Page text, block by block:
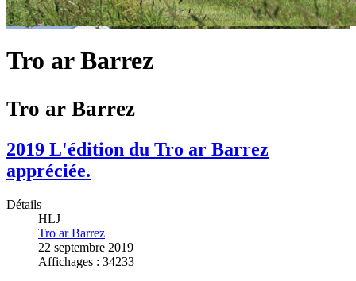
Tro ar Barrez
Tro ar Barrez
2019 L'édition du Tro ar Barrez
appréciée.
Détails
HLJ
Tro ar Barrez
22 septembre 2019
Affichages : 34233